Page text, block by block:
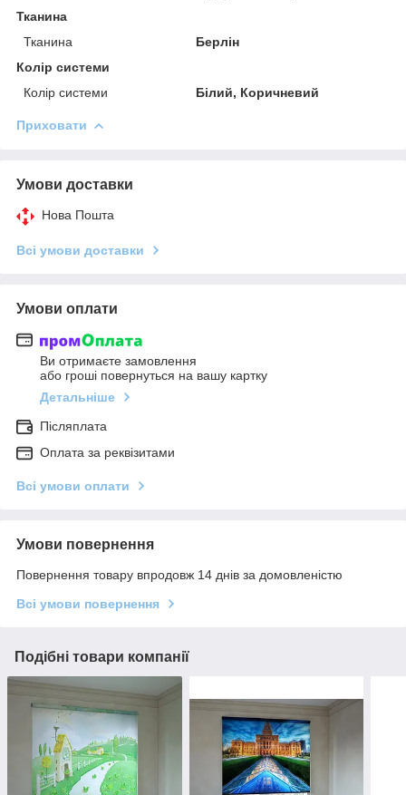
Тканина
Тканина
Берлін
Колір системи
Колір системи
Білий, Коричневий
Приховати
Умови доставки
Нова Пошта
Всі умови доставки
Умови оплати
Ви отримаєте замовлення
або гроші повернуться на вашу картку
Детальніше
Післяплата
Оплата за реквізитами
Всі умови оплати
Умови повернення
Повернення товару впродовж 14 днів за домовленістю
Всі умови повернення
Подібні товари компанії